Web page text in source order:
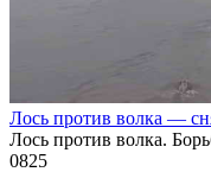
Лось против волка —
Лось против волка.
0825